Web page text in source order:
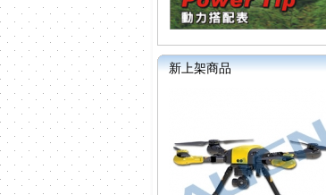
新上架商品